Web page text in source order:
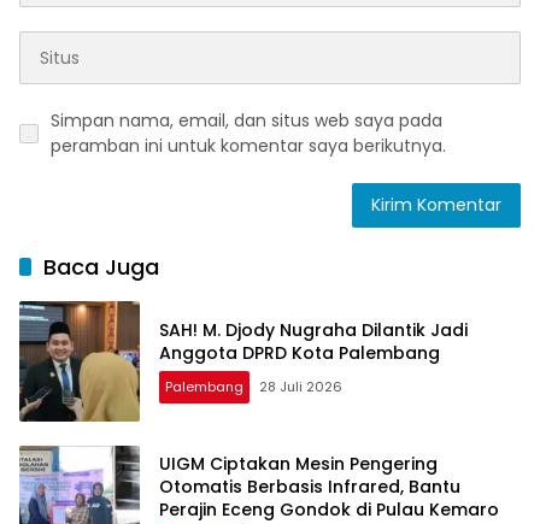
Simpan nama, email, dan situs web saya pada
peramban ini untuk komentar saya berikutnya.
Baca Juga
SAH! M. Djody Nugraha Dilantik Jadi
Anggota DPRD Kota Palembang
Palembang 28 Juli 2026
UIGM Ciptakan Mesin Pengering
Otomatis Berbasis Infrared, Bantu
Perajin Eceng Gondok di Pulau Kemaro